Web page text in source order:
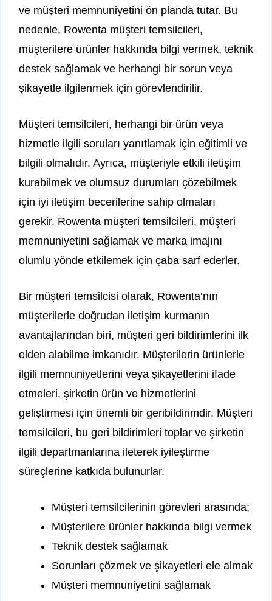
ve müşteri memnuniyetini ön planda tutar. Bu
nedenle, Rowenta müşteri temsilcileri,
müşterilere ürünler hakkında bilgi vermek, teknik
destek sağlamak ve herhangi bir sorun veya
şikayetle ilgilenmek için görevlendirilir.
Müşteri temsilcileri, herhangi bir ürün veya
hizmetle ilgili soruları yanıtlamak için eğitimli ve
bilgili olmalıdır. Ayrıca, müşteriyle etkili iletişim
kurabilmek ve olumsuz durumları çözebilmek
için iyi iletişim becerilerine sahip olmaları
gerekir. Rowenta müşteri temsilcileri, müşteri
memnuniyetini sağlamak ve marka imajını
olumlu yönde etkilemek için çaba sarf ederler.
Bir müşteri temsilcisi olarak, Rowenta’nın
müşterilerle doğrudan iletişim kurmanın
avantajlarından biri, müşteri geri bildirimlerini ilk
elden alabilme imkanıdır. Müşterilerin ürünlerle
ilgili memnuniyetlerini veya şikayetlerini ifade
etmeleri, şirketin ürün ve hizmetlerini
geliştirmesi için önemli bir geribildirimdir. Müşteri
temsilcileri, bu geri bildirimleri toplar ve şirketin
ilgili departmanlarına ileterek iyileştirme
süreçlerine katkıda bulunurlar.
Müşteri temsilcilerinin görevleri arasında;
Müşterilere ürünler hakkında bilgi vermek
Teknik destek sağlamak
Sorunları çözmek ve şikayetleri ele almak
Müşteri memnuniyetini sağlamak